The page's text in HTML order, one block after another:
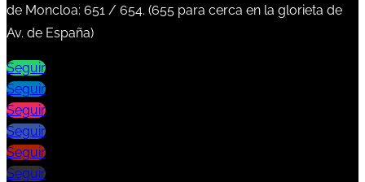
de Moncloa: 651 / 654. (655 para cerca en la glorieta de
Av. de España)
Seguir
Seguir
Seguir
Seguir
Seguir
Seguir